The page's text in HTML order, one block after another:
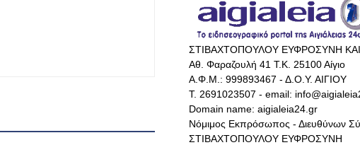
ΣΤΙΒΑΧΤΟΠΟΥΛΟΥ ΕΥΦΡΟΣΥΝΗ ΚΑΙ
Αθ. Φαραζουλή 41 Τ.Κ. 25100 Αίγιο
Α.Φ.Μ.: 999893467 - Δ.Ο.Υ. ΑΙΓΙΟΥ
Τ. 2691023507 - email:
Domain name: aigialeia24.gr
Νόμιμος Εκπρόσωπος - Διευθύνων
ΣΤΙΒΑΧΤΟΠΟΥΛΟΥ ΕΥΦΡΟΣΥΝΗ